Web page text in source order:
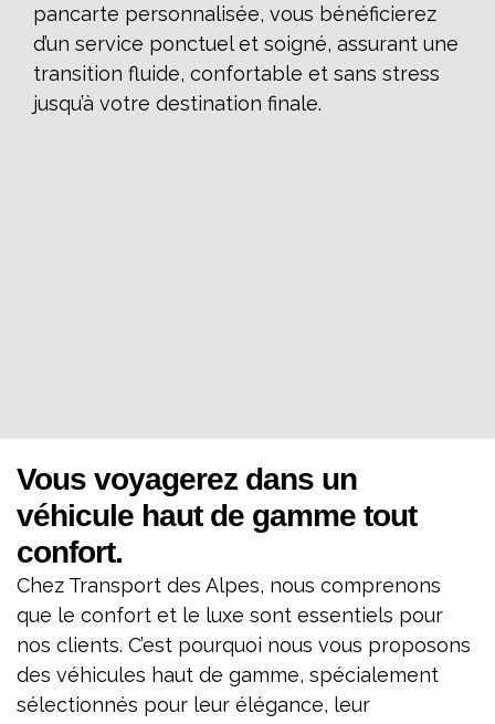
pancarte personnalisée, vous bénéficierez
d’un service ponctuel et soigné, assurant une
transition fluide, confortable et sans stress
jusqu’à votre destination finale.
Vous voyagerez dans un
véhicule haut de gamme tout
confort.
Chez Transport des Alpes, nous comprenons
que le confort et le luxe sont essentiels pour
nos clients. C’est pourquoi nous vous proposons
des véhicules haut de gamme, spécialement
sélectionnés pour leur élégance, leur